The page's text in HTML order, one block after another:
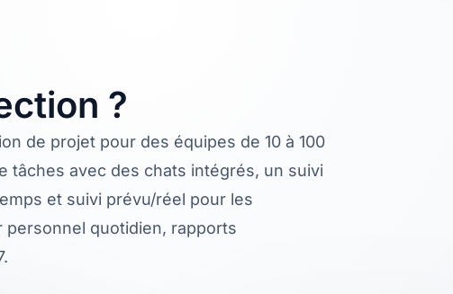
?
de projet pour des équipes de 10 à 100
tâches avec des chats intégrés, un suivi
et suivi prévu/réel pour les
quotidien, rapports